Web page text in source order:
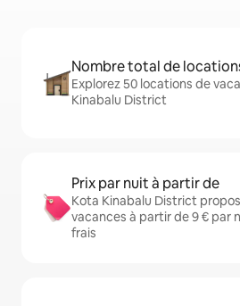
Nombre total de
Explorez 50 locations de
Kinabalu District
Prix par nuit à partir de
Kota Kinabalu District
vacances à partir de 9 € par
frais